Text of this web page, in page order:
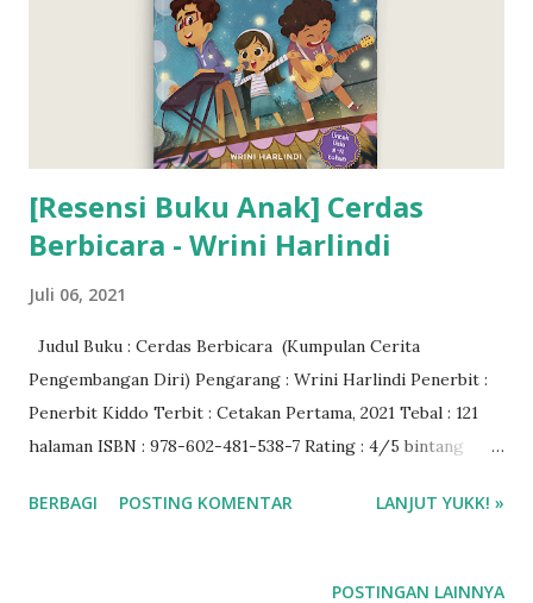
[Resensi Buku Anak] Cerdas
Berbicara - Wrini Harlindi
Juli 06, 2021
Judul Buku : Cerdas Berbicara (Kumpulan Cerita
Pengembangan Diri) Pengarang : Wrini Harlindi Penerbit :
Penerbit Kiddo Terbit : Cetakan Pertama, 2021 Tebal : 121
halaman ISBN : 978-602-481-538-7 Rating : 4/5 bintang
BERBAGI POSTING KOMENTAR LANJUT YUKK! »
POSTINGAN LAINNYA